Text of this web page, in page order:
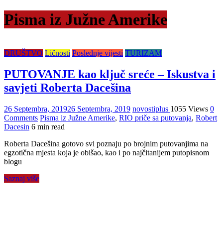
Pisma iz Južne Amerike
DRUŠTVO Ličnosti Poslednje vijesti TURIZAM
PUTOVANJE kao ključ sreće – Iskustva i
savjeti Roberta Dacešina
26 Septembra, 201926 Septembra, 2019 novostiplus 1055 Views 0
Comments Pisma iz Južne Amerike, RIO priče sa putovanja, Robert
Dacesin 6 min read
Roberta Dacešina gotovo svi poznaju po brojnim putovanjima na
egzotična mjesta koja je obišao, kao i po najčitanijem putopisnom
blogu
Saznaj više